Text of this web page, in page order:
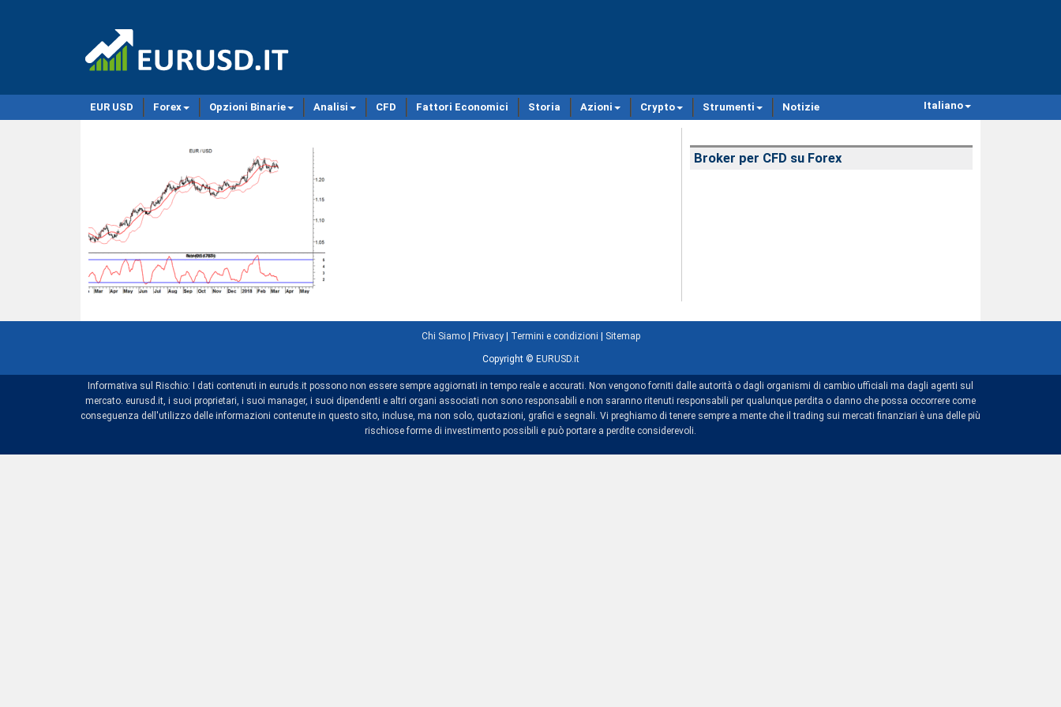
EUR USD Forex Opzioni Binarie Analisi CFD Fattori Economici Storia Azioni Crypto Strumenti Notizie Italiano
Broker per CFD su Forex
Chi Siamo| Privacy| Termini e condizioni Sitemap
Copyright © EURUSD.it
Informativa sul Rischio: I dati contenuti in euruds.it possono non essere sempre aggiornati in tempo reale e accurati. Non vengono forniti dalle autorità o dagli organismi di cambio ufficiali ma dagli agenti sul
mercato. eurusd.it, i suoi proprietari, i suoi manager, i suoi dipendenti e altri organi associati non sono responsabili e non saranno ritenuti responsabili per qualunque perdita o danno che possa occorrere come
conseguenza dell'utilizzo delle informazioni contenute in questo sito, incluse, ma non solo, quotazioni, grafici e segnali. Vi preghiamo di tenere sempre a mente che il trading sui mercati finanziari è una delle più
rischiose forme di investimento possibili e può portare a perdite considerevoli.